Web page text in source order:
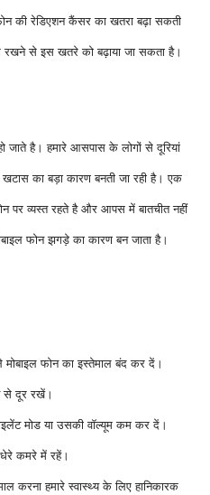
की रेडिएशन कैंसर का खतरा बढ़ा सकती
रखने से इस खतरे को बढ़ाया जा सकता है।
जाते है। हमारे आसपास के लोगों से दूरियां
का बड़ा कारण बनती जा रही है। एक
पर व्यस्त रहते है और आपस में बातचीत नहीं
फोन झगड़े का कारण बन जाता है।
फोन का इस्तेमाल बंद कर दें।
से दूर रखें।
मोड या उसकी वॉल्यूम कम कर दें।
कमरे में रहें।
करना हमारे स्वास्थ्य के लिए हानिकारक